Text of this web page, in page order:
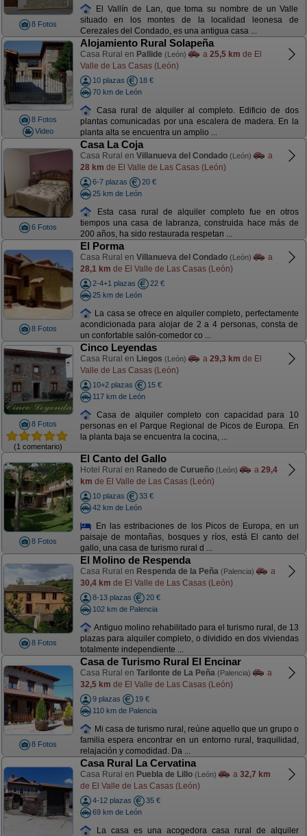
8 Fotos
El Vallín de Lan, que toma su nombre de un Valle
situado en los montes de la localidad leonesa de
Cerezales del Condado, es una antigua casa ...
8 Fotos
Video
Alojamiento Rural Solapeña
Casa Rural en Pallide (León) a 25,5 km de El
Valle de Las Casas (León)
10 plazas
18 €
70 km de León
Casa rural de alquiler al completo. Edificio de dos
plantas comunicadas por una escalera de madera. En la
planta alta se encuentra un amplio ...
6 Fotos
Casa La Coja
Casa Rural en Villanueva del Condado (León)
a
28 km de El Valle de Las Casas (León)
6-7 plazas
20 €
25 km de León
Esta casa rural de alquiler completo fue en otros
tiempos una casa de labranza, construida hace más de
200 años, ha sido restaurada respetan ...
8 Fotos
El Porma
Casa Rural en Villanueva del Condado (León)
a
28,1 km de El Valle de Las Casas (León)
2-4+1 plazas
22 €
25 km de León
La casa se ofrece en alquiler completo, perfectamente
acondicionada para alojar de 2 a 4 personas, consta de
un confortable salón-comedor co ...
8 Fotos
(1 comentario)
Cinco Leyendas
Casa Rural en Liegos (León) a 29,3 km de El
Valle de Las Casas (León)
10+2 plazas
15 €
117 km de León
Casa de alquiler completo con capacidad para 10
personas en el Parque Regional de Picos de Europa. En
la planta baja se encuentra la cocina, ...
8 Fotos
El Canto del Gallo
Hotel Rural en Ranedo de Curueño (León) a 29,4
km de El Valle de Las Casas (León)
10 plazas
33 €
42 km de León
En las estribaciones de los Picos de Europa, en un
paisaje de montañas, bosques y ríos, está El canto del
gallo, una casa de turismo rural d ...
8 Fotos
El Molino de Respenda
Casa Rural en Respenda de la Peña (Palencia)
a
30,4 km de El Valle de Las Casas (León)
8-13 plazas
20 €
102 km de Palencia
Antiguo molino rehabilitado para el turismo rural, de 13
plazas para alquiler completo, o dividido en dos viviendas
totalmente independiente ...
8 Fotos
Casa de Turismo Rural El Encinar
Casa Rural en Tarilonte de La Peña (Palencia)
a
32,5 km de El Valle de Las Casas (León)
9 plazas
19 €
110 km de Palencia
Mi casa de turismo rural, reúne aquello que un grupo o
familia espera encontrar en un entorno rural, traquilidad,
relajación y comodidad. Da ...
Casa Rural La Cervatina
Casa Rural en Puebla de Lillo (León) a 32,7 km
de El Valle de Las Casas (León)
4-12 plazas
35 €
69 km de León
La casa es una acogedora casa rural de alquiler